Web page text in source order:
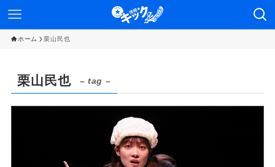
ホーム 栗山民也
栗山民也 – tag –